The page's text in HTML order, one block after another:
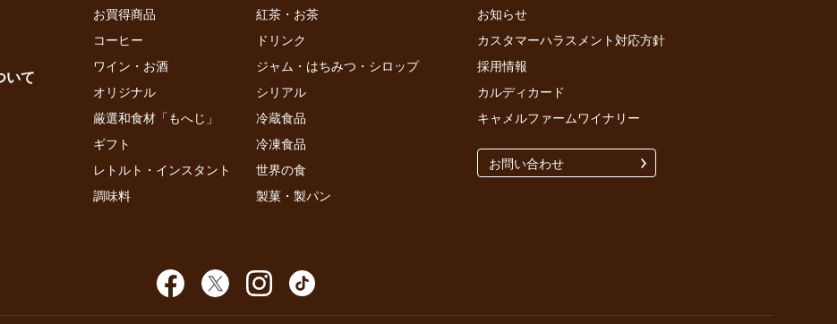
いて
お買得商品
紅茶・お茶
コーヒー
ドリンク
ワイン・お酒
ジャム・はちみつ・シロップ
オリジナル
シリアル
厳選和食材「もへじ」
冷蔵食品
ギフト
冷凍食品
レトルト・インスタント
世界の食
調味料
製菓・製パン
お知らせ
カスタマーハラスメント対応方針
採用情報
カルディカード
キャメルファームワイナリー
お問い合わせ